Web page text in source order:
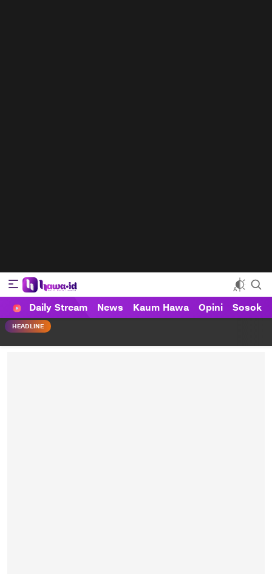
HAWA
Haluan Wanita Indonesia
Daily Stream News Kaum Hawa Opini Sosok
HEADLINE